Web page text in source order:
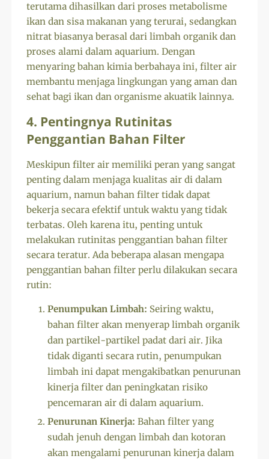
terutama dihasilkan dari proses metabolisme
ikan dan sisa makanan yang terurai, sedangkan
nitrat biasanya berasal dari limbah organik dan
proses alami dalam aquarium. Dengan
menyaring bahan kimia berbahaya ini, filter air
membantu menjaga lingkungan yang aman dan
sehat bagi ikan dan organisme akuatik lainnya.
4. Pentingnya Rutinitas
Penggantian Bahan Filter
Meskipun filter air memiliki peran yang sangat
penting dalam menjaga kualitas air di dalam
aquarium, namun bahan filter tidak dapat
bekerja secara efektif untuk waktu yang tidak
terbatas. Oleh karena itu, penting untuk
melakukan rutinitas penggantian bahan filter
secara teratur. Ada beberapa alasan mengapa
penggantian bahan filter perlu dilakukan secara
rutin:
Penumpukan Limbah: Seiring waktu,
bahan filter akan menyerap limbah organik
dan partikel-partikel padat dari air. Jika
tidak diganti secara rutin, penumpukan
limbah ini dapat mengakibatkan penurunan
kinerja filter dan peningkatan risiko
pencemaran air di dalam aquarium.
Penurunan Kinerja: Bahan filter yang
sudah jenuh dengan limbah dan kotoran
akan mengalami penurunan kinerja dalam